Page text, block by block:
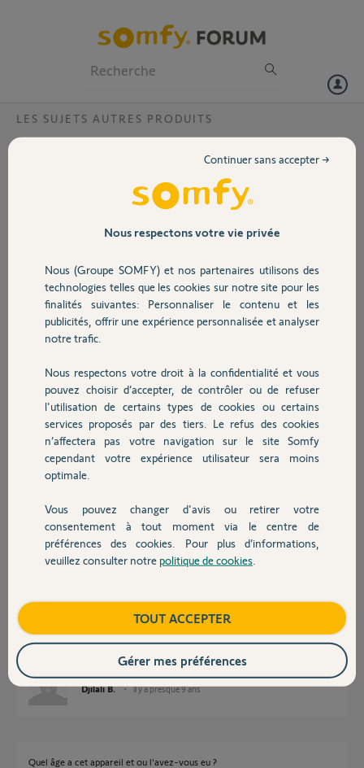
Volet
Sécurité
Domotique
Chauffage
Autres produits
Devis avec un pro
Contact
LES SUJETS AUTRES PRODUITS
Visiophone V400 RTS ne fonctionne plus ?
Depuis quelques jours, mon visiophone ne fonctionne plus (la
sonnerie ne fonctionne pas, aucun lumière sur la platine, l'ouverture
du portail et du portillon à partir du moniteur ne fonctionne plus). Il a
très bien fonctionné depuis 3 ans.
Djilali B.
il y a presque 9 ans
Participer au fil de discussion
Réponses
Bonjour
vous dîtes qu'il n'y a plus de lumière sur la platine mais Est-ce que l'écran
s'allume ?
deux avec un petit bout de câble. Est-ce que ça fonctionne ?
Anonyme il y a presque 9 ans
J'ai raccordé les deux avec un cable, c'est le même résultat. ça ne
Djilali B. il y a presque 9 ans
Quel âge a cet appareil et ou l'avez-vous eu ?
Nous respectons votre vie privée
Nous (Groupe SOMFY) et nos partenaires utilisons des
technologies telles que les cookies sur notre site pour les
finalités suivantes: Personnaliser le contenu et les
publicités, offrir une expérience personnalisée et analyser
notre trafic.
Nous respectons votre droit à la confidentialité et vous
pouvez choisir d’accepter, de contrôler ou de refuser
l'utilisation de certains types de cookies ou certains
services proposés par des tiers. Le refus des cookies
n’affectera pas votre navigation sur le site Somfy
cependant votre expérience utilisateur sera moins
optimale.
Vous pouvez changer d'avis ou retirer votre
consentement à tout moment via le centre de
préférences des cookies. Pour plus d’informations,
veuillez consulter notre politique de cookies
Continuer sans accepter →
TOUT ACCEPTER
Gérer mes préférences